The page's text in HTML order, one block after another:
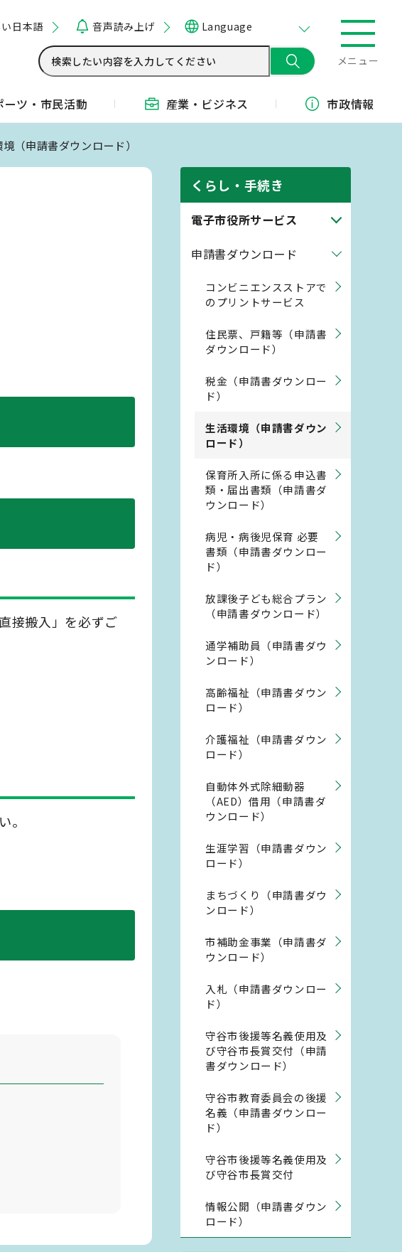
日本語 音声読み上げ Language
メニュー
ツ・ 市民活動 産業・ ビジネス 市政情報
（申請書ダウンロード）
接搬入」を必ずご
。
くらし・手続き
電子市役所サービス
申請書ダウンロード
コンビニエンスストアで
のプリントサービス
住民票、戸籍等（申請書
ダウンロード）
税金（申請書ダウンロー
ド）
生活環境（申請書ダウン
ロード）
保育所入所に係る申込書
類・届出書類（申請書ダ
ウンロード）
病児・病後児保育 必要
書類（申請書ダウンロー
ド）
放課後子ども総合プラン
（申請書ダウンロード）
通学補助員（申請書ダウ
ンロード）
高齢福祉（申請書ダウン
ロード）
介護福祉（申請書ダウン
ロード）
自動体外式除細動器
（AED）借用（申請書ダ
ウンロード）
生涯学習（申請書ダウン
ロード）
まちづくり（申請書ダウ
ンロード）
市補助金事業（申請書ダ
ウンロード）
入札（申請書ダウンロー
ド）
守谷市後援等名義使用及
び守谷市長賞交付（申請
書ダウンロード）
守谷市教育委員会の後援
名義（申請書ダウンロー
ド）
守谷市後援等名義使用及
び守谷市長賞交付
情報公開（申請書ダウン
ロード）